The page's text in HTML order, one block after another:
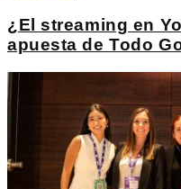
¿El streaming en
apuesta de Todo